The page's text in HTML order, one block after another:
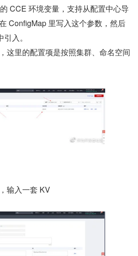
CCE 环境变量，支持从配置中心导
ConfigMap 里写入这个参数，然后
入。
这里的配置项是按照集群、命名空间
输入一套 KV